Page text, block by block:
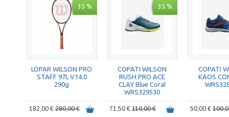
35 %
LOPAR WILSON PRO
STAFF 97L V14.0
290g
182,00 € 280,00 €
35 %
COPATI WILSON
RUSH PRO ACE
CLAY Blue Coral
WRS329530
71,50 €110,00 €
COPATI
KAOS
50,00 €